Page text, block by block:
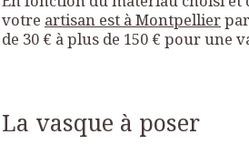
votre artisan est à Montpellier
de 30 € à plus de 150 € pour une
La vasque à poser